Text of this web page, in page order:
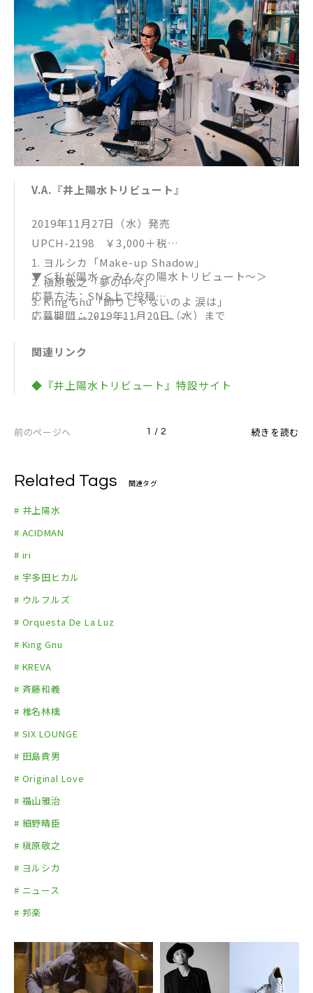
V.A.『井上陽水トリビュート』
2019年11月27日（水）発売
UPCH-2198 ￥3,000＋税
1. ヨルシカ「Make-up Shadow」
2. 槇原敬之「夢の中へ」
3. King Gnu「飾りじゃないのよ 涙は」
4. 椎名林檎「ワインレッドの心」
6. ウルフルズ「女神」
7. 田島貴男 (ORIGINAL LOVE)「クレイジーラブ」
10. iri「東へ西へ」
12. 斉藤和義「カナリア」
ない」
14. ACIDMAN「傘がない」
▼＜私が陽水 ～みんなの陽水トリビュート～＞
応募方法：SNS上で投稿
応募期間：2019年11月20日（水）まで
認ください
関連リンク
◆『井上陽水トリビュート』特設サイト
前のページへ 1 / 2 続きを読む
Related Tags 関連タグ
# 井上陽水
# ACIDMAN
# iri
# 宇多田ヒカル
# ウルフルズ
# Orquesta De La Luz
# King Gnu
# KREVA
# 斉藤和義
# 椎名林檎
# SIX LOUNGE
# 田島貴男
# Original Love
# 福山雅治
# 細野晴臣
# 槇原敬之
# ヨルシカ
# ニュース
# 邦楽